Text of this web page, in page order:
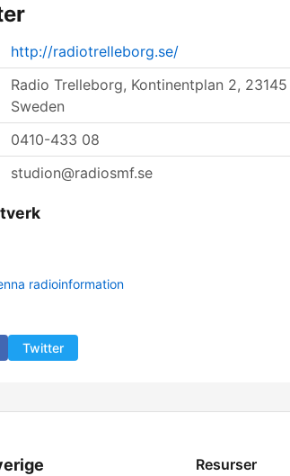
http://radiotrelleborg.se/
Radio Trelleborg, Kontinentplan 2,
Sweden
0410-433 08
studion@radiosmf.se
radioinformation
Twitter
Resurser